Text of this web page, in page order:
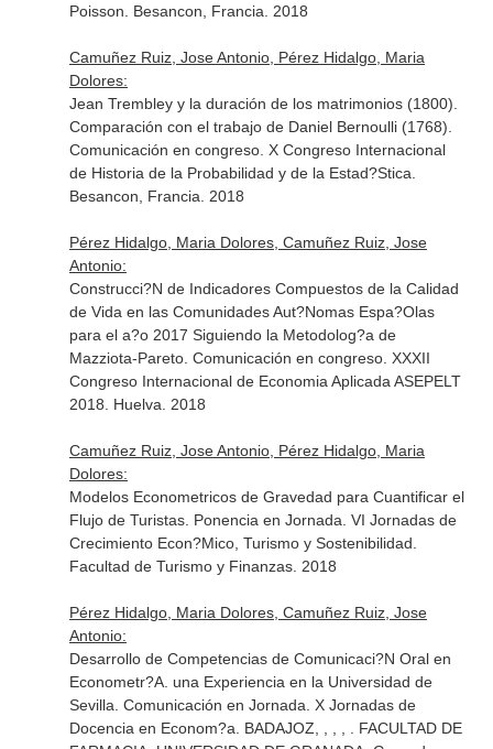
Poisson. Besancon, Francia. 2018
Camuñez Ruiz, Jose Antonio, Pérez Hidalgo, Maria
Dolores:
Jean Trembley y la duración de los matrimonios (1800).
Comparación con el trabajo de Daniel Bernoulli (1768).
Comunicación en congreso. X Congreso Internacional
de Historia de la Probabilidad y de la Estad?Stica.
Besancon, Francia. 2018
Pérez Hidalgo, Maria Dolores, Camuñez Ruiz, Jose
Antonio:
Construcci?N de Indicadores Compuestos de la Calidad
de Vida en las Comunidades Aut?Nomas Espa?Olas
para el a?o 2017 Siguiendo la Metodolog?a de
Mazziota-Pareto. Comunicación en congreso. XXXII
Congreso Internacional de Economia Aplicada ASEPELT
2018. Huelva. 2018
Camuñez Ruiz, Jose Antonio, Pérez Hidalgo, Maria
Dolores:
Modelos Econometricos de Gravedad para Cuantificar el
Flujo de Turistas. Ponencia en Jornada. VI Jornadas de
Crecimiento Econ?Mico, Turismo y Sostenibilidad.
Facultad de Turismo y Finanzas. 2018
Pérez Hidalgo, Maria Dolores, Camuñez Ruiz, Jose
Antonio:
Desarrollo de Competencias de Comunicaci?N Oral en
Econometr?A. una Experiencia en la Universidad de
Sevilla. Comunicación en Jornada. X Jornadas de
Docencia en Econom?a. BADAJOZ, , , , . FACULTAD DE